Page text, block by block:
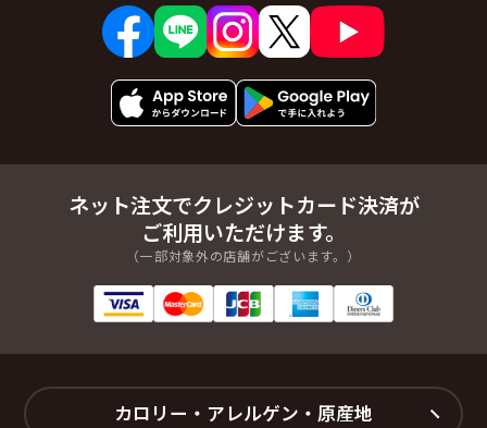
ネット注文でクレジットカード決済が
ご利用いただけます。
（一部対象外の店舗がございます。）
カロリー・アレルゲン・原産地